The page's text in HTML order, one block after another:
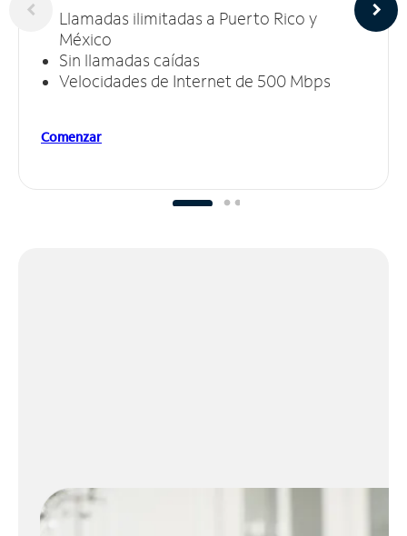
Llamadas ilimitadas a Puerto Rico y
México
Sin llamadas caídas
Velocidades de Internet de 500 Mbps
Comenzar